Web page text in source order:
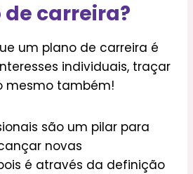
carreira?
um plano de carreira é
individuais, traçar
mesmo também!
são um pilar para
novas
é através da definição